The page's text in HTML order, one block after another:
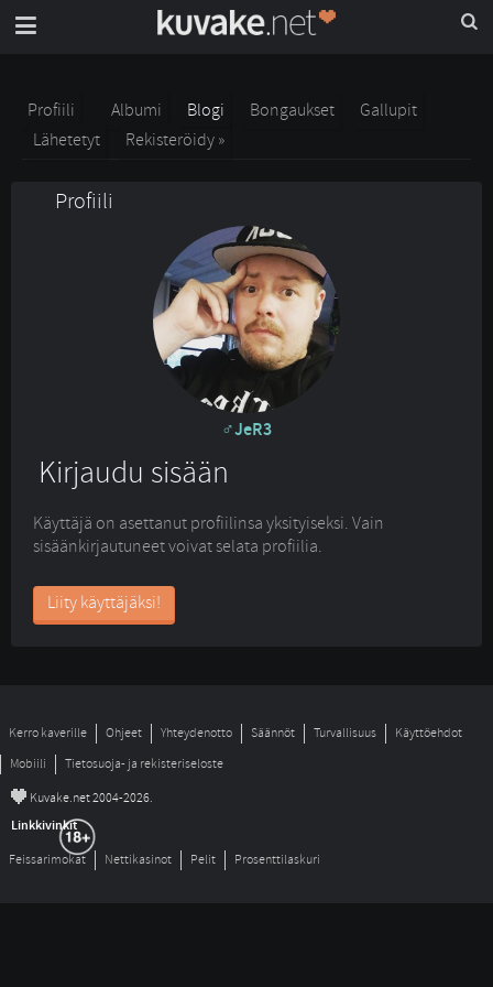
Profiili Albumi Blogi Bongaukset
Gallupit
Lähetetyt
Rekisteröidy »
Profiili
JeR3
Kirjaudu sisään
Käyttäjä on asettanut profiilinsa yksityiseksi. Vain
sisäänkirjautuneet voivat selata profiilia.
Liity käyttäjäksi!
Kerro kaverille Ohjeet Yhteydenotto Säännöt Turvallisuus
Käyttöehdot
Mobiili
Tietosuoja- ja rekisteriseloste
© Kuvake.net 2004-2026.
Linkkivinkit
Feissarimokat Nettikasinot Pelit Prosenttilaskuri